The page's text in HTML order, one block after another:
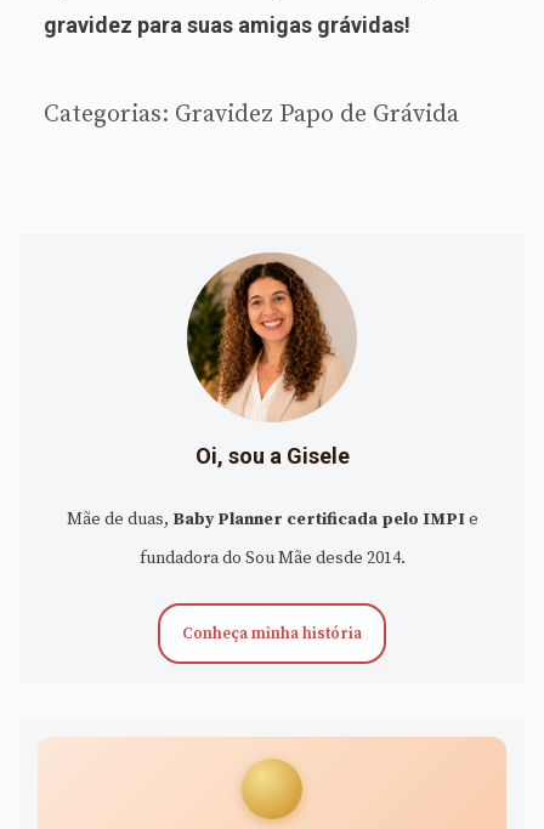
gravidez para suas amigas grávidas!
Categorias: Gravidez Papo de Grávida
Oi, sou a Gisele
Mãe de duas, Baby Planner certificada pelo IMPIe
fundadora do Sou Mãe desde 2014.
Conheça minha história